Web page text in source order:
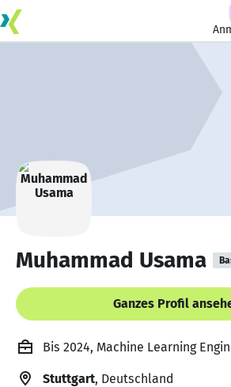
Muhammad Usama
Ganzes Profil
Bis 2024, Machine Learning
Stuttgart, Deutschland